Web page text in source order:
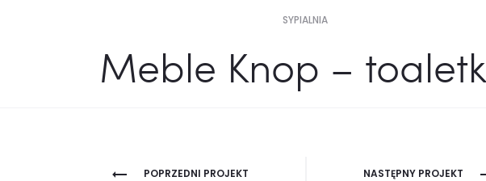
SYPIALNIA
Meble Knop –
POPRZEDNI PROJEKT NASTĘPNY PROJEKT